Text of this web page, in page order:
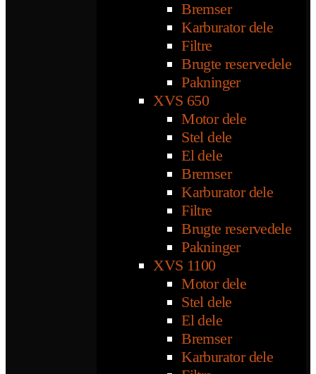
Bremser
Karburator dele
Filtre
Brugte reservedele
Pakninger
XVS 650
Motor dele
Stel dele
El dele
Bremser
Karburator dele
Filtre
Brugte reservedele
Pakninger
XVS 1100
Motor dele
Stel dele
El dele
Bremser
Karburator dele